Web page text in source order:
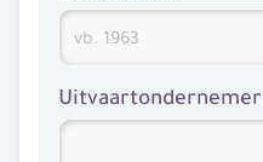
Uitvaartondernemer